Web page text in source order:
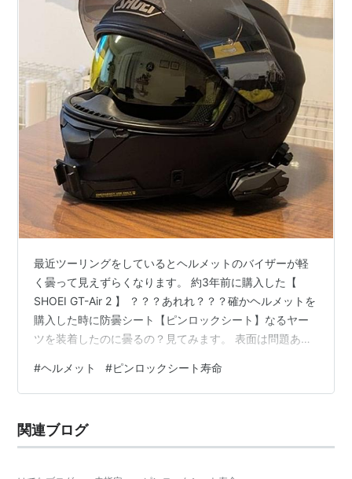
最近ツーリングをしているとヘルメットのバイザーが軽
く曇って見えずらくなります。 約3年前に購入した【
SHOEI GT-Air 2 】 ？？？あれれ？？？確かヘルメットを
購入した時に防曇シート【ピンロックシート】なるヤー
ツを装着したのに曇るの？見てみます。 表面は問題あり
る！！！これじゃ曇りますよネ。ひょっとして寿命？3年
使うと縮むのか？それともシールドが伸びたのか？まぁ
早速 2りんかんへGO！ リンク 純正品を購入しました。
ヘルメットを購入した時に付属してたピンロックシート
#ヘルメット #ピンロックシート寿命
関連ブログ